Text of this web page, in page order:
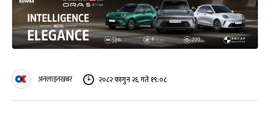
अनलाइनखबर २०८२ फागुन २६ गते १९:०८